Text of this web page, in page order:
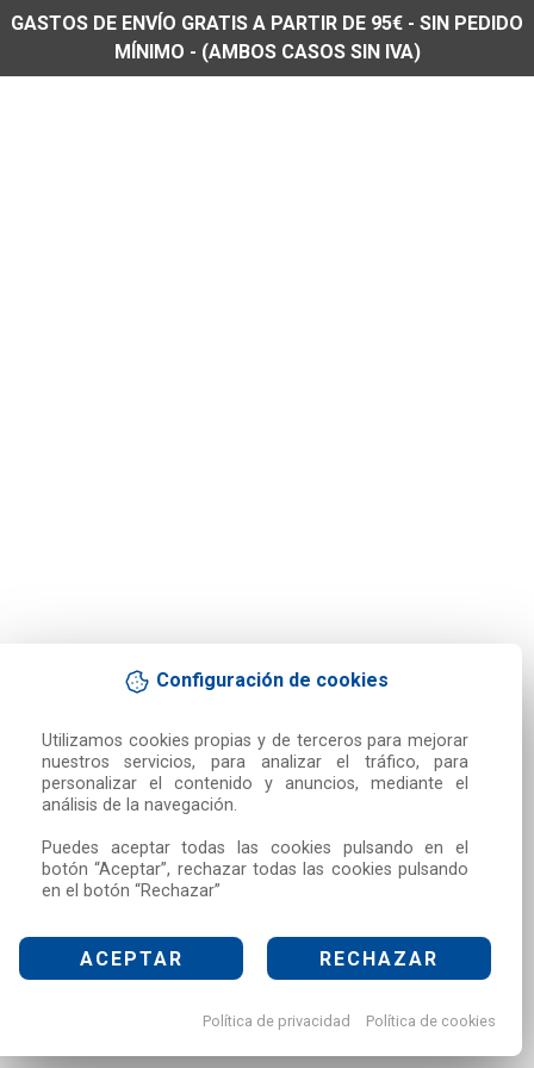
Configuración de cookies
Utilizamos cookies propias y de terceros para mejorar
nuestros servicios, para analizar el tráfico, para
personalizar el contenido y anuncios, mediante el
análisis de la navegación.
Puedes aceptar todas las cookies pulsando en el
botón “Aceptar”, rechazar todas las cookies pulsando
en el botón “Rechazar”
ACEPTAR RECHAZAR
Política de privacidad Política de cookies
GASTOS DE ENVÍO GRATIS A PARTIR DE 95€ - SIN PEDIDO
MÍNIMO - (AMBOS CASOS SIN IVA)